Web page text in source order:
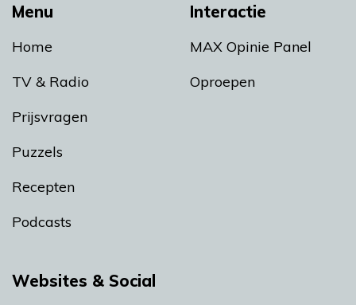
Menu
Home
TV & Radio
Prijsvragen
Puzzels
Recepten
Podcasts
Interactie
MAX Opinie Panel
Oproepen
Websites & Social